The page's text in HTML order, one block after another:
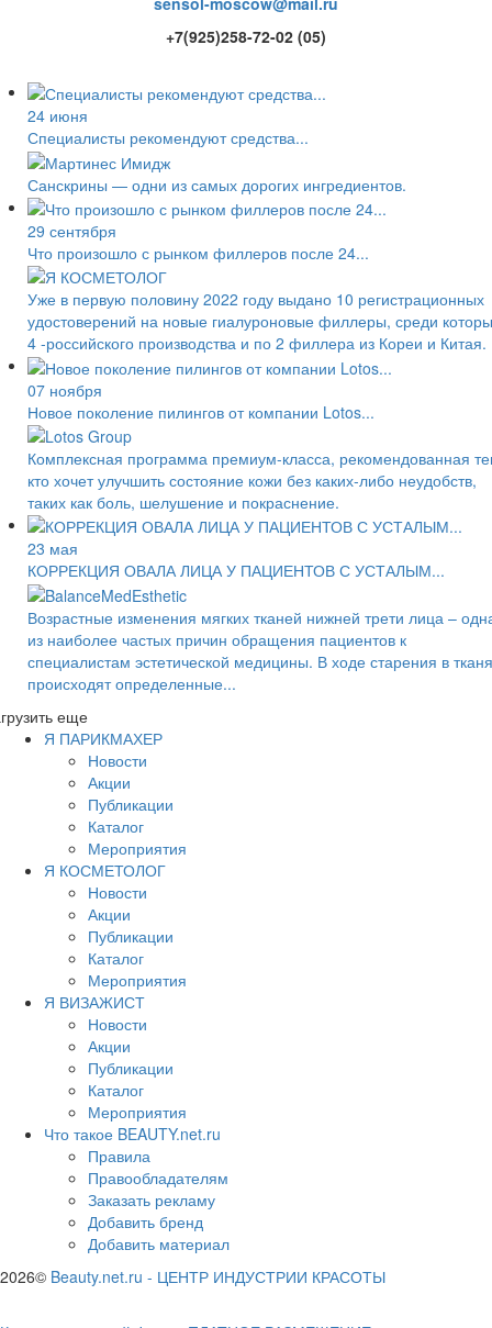
+7(925)258-72-02 (05)
24 июня
Специалисты рекомендуют средства...
Санскрины — одни из самых дорогих ингредиентов.
29 сентября
Что произошло с рынком филлеров после 24...
Уже в первую половину 2022 году выдано 10 регистрационных
удостоверений на новые гиалуроновые филлеры, среди
4 -российского производства и по 2 филлера из Кореи и Китая.
07 ноября
Новое поколение пилингов от компании Lotos...
Комплексная программа премиум-класса, рекомендованная
кто хочет улучшить состояние кожи без каких-либо неудобств,
таких как боль, шелушение и покраснение.
23 мая
КОРРЕКЦИЯ ОВАЛА ЛИЦА У ПАЦИЕНТОВ С УСТАЛЫМ...
Возрастные изменения мягких тканей нижней трети лица –
из наиболее частых причин обращения пациентов к
специалистам эстетической медицины. В ходе старения в
происходят определенные...
еще
Я ПАРИКМАХЕР
Новости
Акции
Публикации
Каталог
Мероприятия
Я КОСМЕТОЛОГ
Новости
Акции
Публикации
Каталог
Мероприятия
Я ВИЗАЖИСТ
Новости
Акции
Публикации
Каталог
Мероприятия
Что такое BEAUTY.net.ru
Правила
Правообладателям
Заказать рекламу
Добавить бренд
Добавить материал
2026© Beauty.net.ru - ЦЕНТР ИНДУСТРИИ КРАСОТЫ